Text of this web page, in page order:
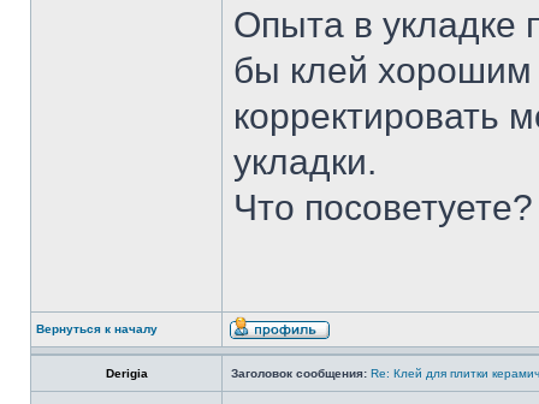
Опыта в укладке
бы клей
корректировать
укладки.
Что посоветуете?
Вернуться к началу
Derigia Заголовок сообщения: Re: Клей для плитки